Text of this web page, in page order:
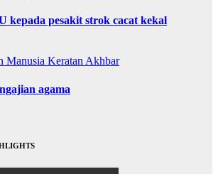
kepada pesakit strok cacat kekal
Manusia Keratan Akhbar
agama